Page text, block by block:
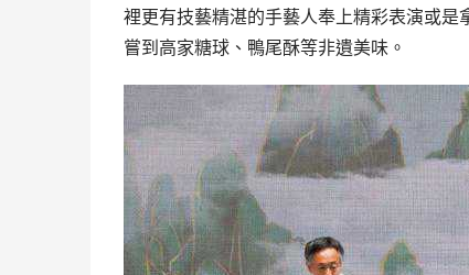
裡更有技藝精湛的手藝人奉上精彩表演或
嘗到高家糖球、鴨尾酥等非遺美味。